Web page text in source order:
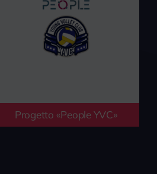
Progetto «People YVC»